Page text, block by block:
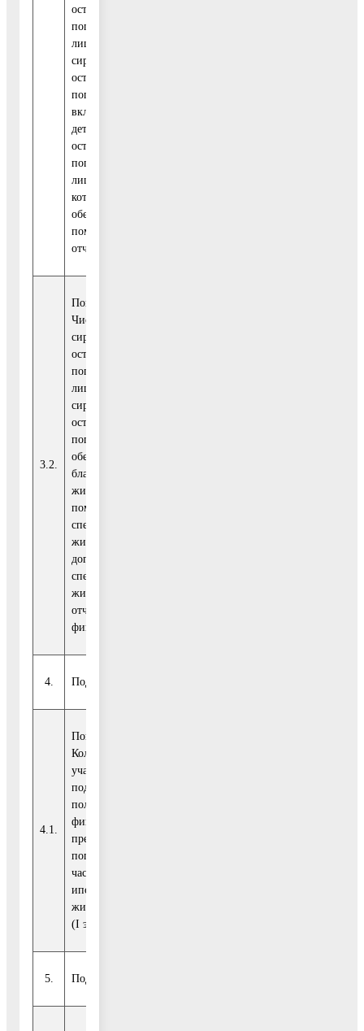
оставшихся без
попечения родителей,
лиц из числа детей-
сирот и детей,
оставшихся без
попечения родителей,
включенных в список
детей-сирот и детей,
оставшихся без
попечения родителей,
лиц из их числа,
которые подлежат
обеспечению жилыми
помещениями в
отчетном году
3.2.
Показатель 2.
Численность детей-
сирот и детей,
оставшихся без
попечения родителей,
лиц из числа детей-
сирот и де-тей,
оставшихся без
попечения родителей,
обеспеченных
благоустроенными
жилыми
помещениями
специализированного
жилищного фонда по
договорам найма
специализированных
жилых помещений в
отчетном
финансовом году
4. Подпрограмма 4. «Социальная ипотека»
4.1.
Показатель 1.
Количество
участников
подпрограммы,
получивших
финансовую помощь,
предоставляемую для
погашения основной
части долга по
ипотечному
жилищному кредиту
(I этап)
5. Подпрограмма 7. «Улучшение жилищных условий